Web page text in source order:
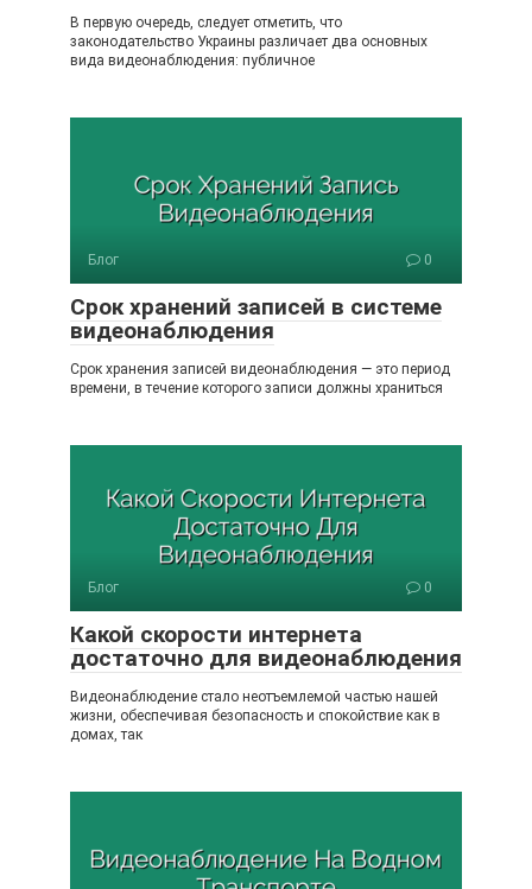
В первую очередь, следует отметить, что
законодательство Украины различает два основных
вида видеонаблюдения: публичное
Блог 0
Срок хранений записей в системе
видеонаблюдения
Срок хранения записей видеонаблюдения — это период
времени, в течение которого записи должны храниться
Блог 0
Какой скорости интернета
достаточно для видеонаблюдения
Видеонаблюдение стало неотъемлемой частью нашей
жизни, обеспечивая безопасность и спокойствие как в
домах, так